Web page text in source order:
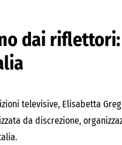
dai
televisive, Elisabetta
da discrezione,